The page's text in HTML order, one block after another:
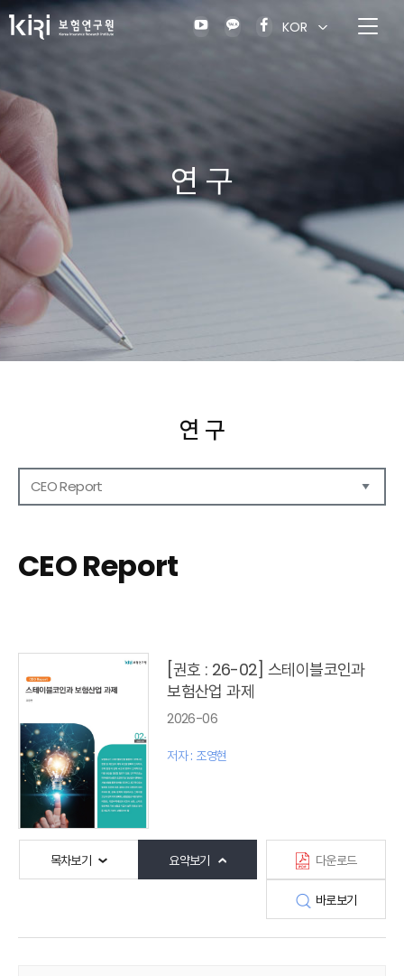
KOR
연 구
연 구
CEO Report
CEO Brief
영상자료
CEO Report
[권호 : 26-02] 스테이블코인과
보험산업 과제
2026-06
저자 : 조영현
목차보기 요약보기 다운로드
바로보기